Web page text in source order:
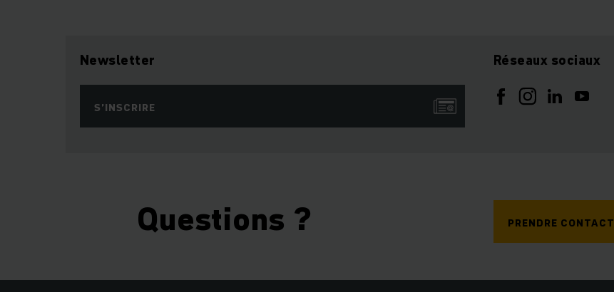
Newsletter
S’INSCRIRE
Réseaux sociaux
Questions ? PRENDRE CONTACT